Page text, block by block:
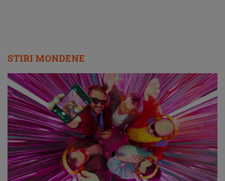
STIRI MONDENE